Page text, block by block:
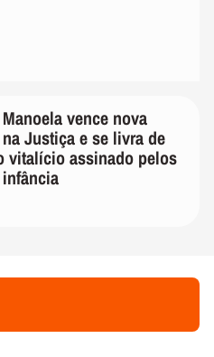
vence nova
Justiça e se livra de
vitalício assinado pelos